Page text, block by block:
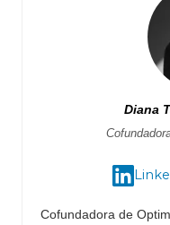
Diana
Cofundadora de